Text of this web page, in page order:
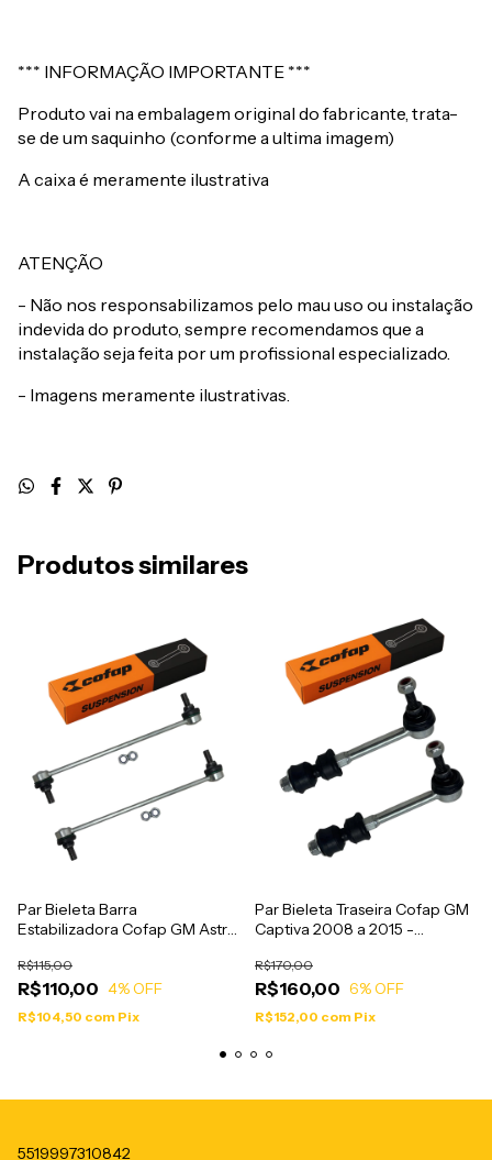
*** INFORMAÇÃO IMPORTANTE ***
Produto vai na embalagem original do fabricante, trata-
se de um saquinho (conforme a ultima imagem)
A caixa é meramente ilustrativa
ATENÇÃO
- Não nos responsabilizamos pelo mau uso ou instalação
indevida do produto, sempre recomendamos que a
instalação seja feita por um profissional especializado.
- Imagens meramente ilustrativas.
Produtos similares
Par Bieleta Barra
Estabilizadora Cofap GM Astra
Zafira - BTC04119
R$110,00
R$115,00
4% OFF
R$104,50 com Pix
Par Bieleta Traseira Cofap GM
Captiva 2008 a 2015 -
R$160,00
R$170,00
6% OFF
R$152,00 com Pix
5519997310842